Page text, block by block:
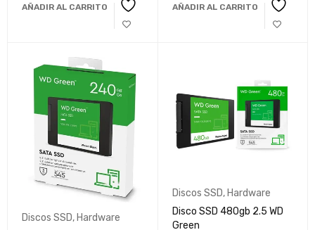
AÑADIR AL CARRITO AÑADIR AL CARRITO
Discos SSD, Hardware
Discos SSD,Hardware
Disco SSD 480gb 2.5 WD
Green